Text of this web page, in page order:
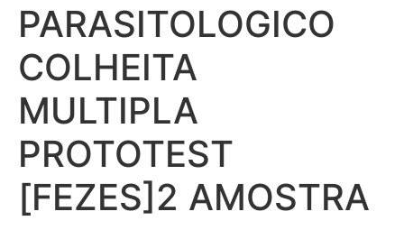
PARASITOLOGICO
COLHEITA
MULTIPLA
PROTOTEST
[FEZES]2 AMOSTRA